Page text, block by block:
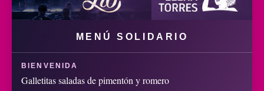
MENÚ SOLIDARIO
BIENVENIDA
Galletitas saladas de pimentón y romero